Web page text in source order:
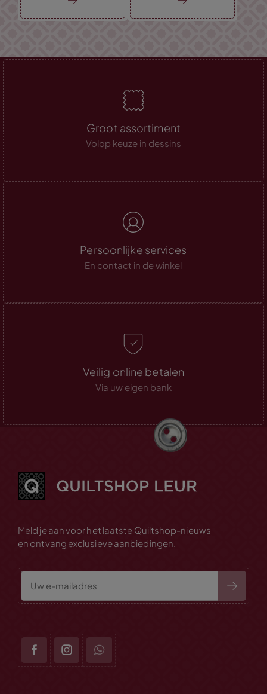
Groot assortiment
Volop keuze in dessins
Persoonlijke services
En contact in de winkel
Veilig online betalen
Via uw eigen bank
Meld je aan voor het laatste Quiltshop-nieuws
en ontvang exclusieve aanbiedingen.